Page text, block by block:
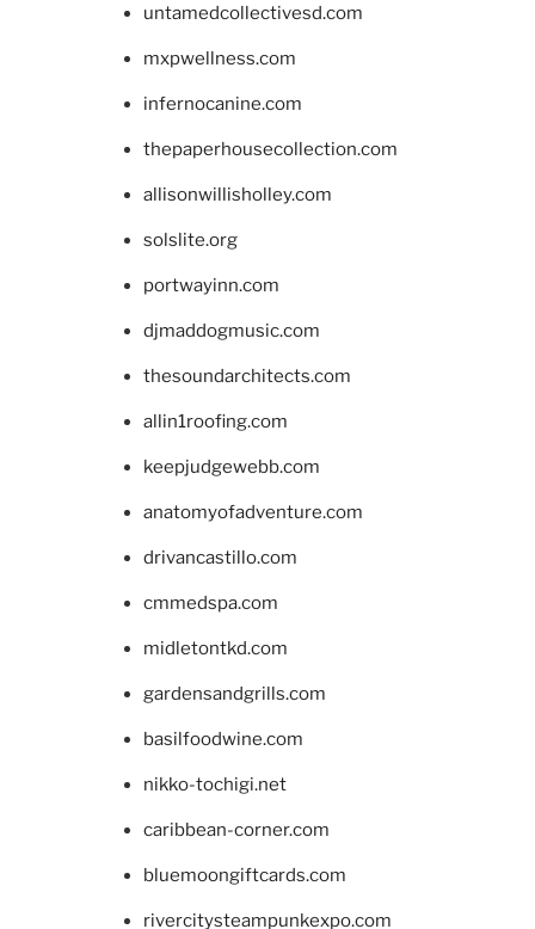
untamedcollectivesd.com
mxpwellness.com
infernocanine.com
thepaperhousecollection.com
allisonwillisholley.com
solslite.org
portwayinn.com
djmaddogmusic.com
thesoundarchitects.com
allin1roofing.com
keepjudgewebb.com
anatomyofadventure.com
drivancastillo.com
cmmedspa.com
midletontkd.com
gardensandgrills.com
basilfoodwine.com
nikko-tochigi.net
caribbean-corner.com
bluemoongiftcards.com
rivercitysteampunkexpo.com